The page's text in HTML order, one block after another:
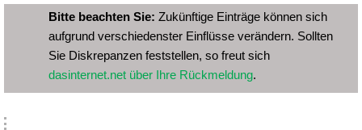
Bitte beachten Sie: Zukünftige Einträge können sich
aufgrund verschiedenster Einflüsse verändern. Sollten
Sie Diskrepanzen feststellen, so freut sich
dasinternet.net über Ihre Rückmeldung.